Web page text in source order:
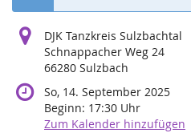
DJK Tanzkreis Sulzbachtal
Schnappacher Weg 24
66280 Sulzbach
So, 14. September 2025
Beginn: 17:30 Uhr
Zum Kalender hinzufügen